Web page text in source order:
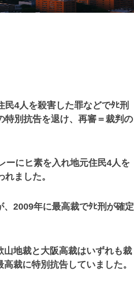
4人を殺害した罪などでﾀﾋ刑
特別抗告を退け、再審＝裁判の
ーにヒ素を入れ地元住民4人を
ました。
2009年に最高裁でﾀﾋ刑が確定
地裁と大阪高裁はいずれも裁
裁に特別抗告していました。